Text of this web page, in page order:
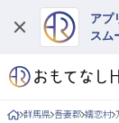
アプ
スム
ログイン
求人・施設
群馬県 吾妻郡 嬬恋村